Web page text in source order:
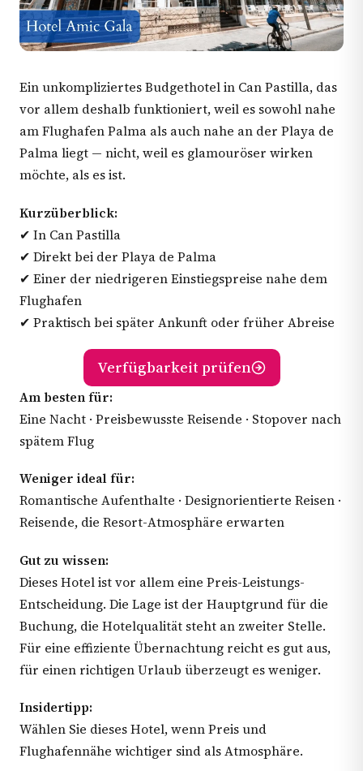
Ein unkompliziertes Budgethotel in Can Pastilla, das
vor allem deshalb funktioniert, weil es sowohl nahe
am Flughafen Palma als auch nahe an der Playa de
Palma liegt — nicht, weil es glamouröser wirken
möchte, als es ist.
Kurzüberblick:
✔ In Can Pastilla
✔ Direkt bei der Playa de Palma
✔ Einer der niedrigeren Einstiegspreise nahe dem
Flughafen
✔ Praktisch bei später Ankunft oder früher Abreise
Verfügbarkeit prüfen
Am besten für:
Eine Nacht · Preisbewusste Reisende · Stopover nach
spätem Flug
Weniger ideal für:
Romantische Aufenthalte · Designorientierte Reisen ·
Reisende, die Resort-Atmosphäre erwarten
Gut zu wissen:
Dieses Hotel ist vor allem eine Preis-Leistungs-
Entscheidung. Die Lage ist der Hauptgrund für die
Buchung, die Hotelqualität steht an zweiter Stelle.
Für eine effiziente Übernachtung reicht es gut aus,
für einen richtigen Urlaub überzeugt es weniger.
Insidertipp:
Wählen Sie dieses Hotel, wenn Preis und
Flughafennähe wichtiger sind als Atmosphäre.